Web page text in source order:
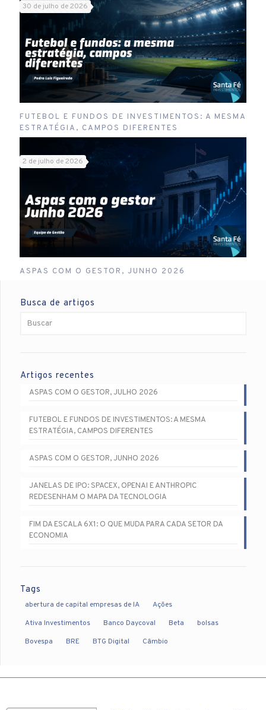
30 de julho de 2026
FUTEBOL E FUNDOS DE INVESTIMENTOS: A MESMA
ESTRATÉGIA, CAMPOS DIFERENTES
2 de julho de 2026
ASPAS COM O GESTOR, JUNHO 2026
Busca de artigos
Artigos recentes
ASPAS COM O GESTOR, JULHO 2026
FUTEBOL E FUNDOS DE INVESTIMENTOS: A MESMA
ESTRATÉGIA, CAMPOS DIFERENTES
ASPAS COM O GESTOR, JUNHO 2026
JANELAS DE IPO: SPACEX, OPENAI E ANTHROPIC
REDESENHAM O MAPA DA TECNOLOGIA
FIM DA ESCALA 6X1: O QUE MUDA PARA CADA SETOR DA
ECONOMIA
Tags
abertura de capital empresas de IA
Ações
Ativa Investimentos
Banco Daycoval Beta
bolsas
Bovespa
BRE BTG Digital Câmbio